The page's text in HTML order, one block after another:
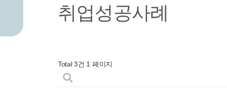
취업성공사례
Total 3건 1 페이지